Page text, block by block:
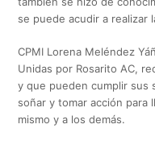
se puede acudir a realizar
CPMI Lorena Meléndez
Unidas por Rosarito AC,
y que pueden cumplir sus
soñar y tomar acción para
mismo y a los demás.